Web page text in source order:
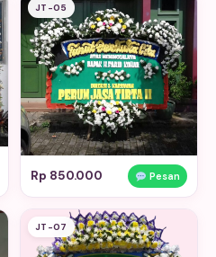
JT-05
Rp 850.000 Pesan
JT-07